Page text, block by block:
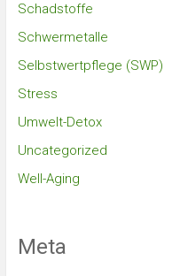
Schadstoffe
Schwermetalle
Selbstwertpflege (SWP)
Stress
Umwelt-Detox
Uncategorized
Well-Aging
Meta